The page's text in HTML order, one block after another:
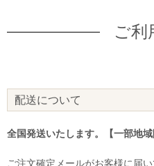
ご利
配送について
全国発送いたします。【一部地域
ご注文確定メールがお客様に届